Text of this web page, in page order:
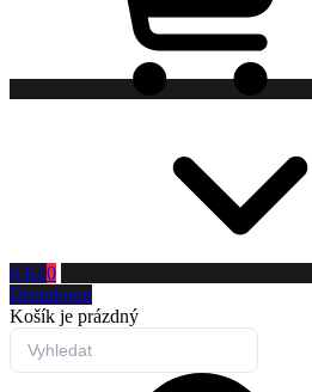
0 Kč0
Dropdown
Košík je prázdný